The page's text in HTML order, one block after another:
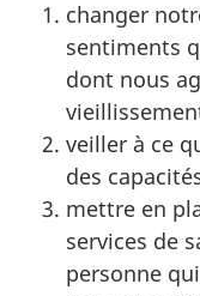
changer
sentiments
dont nous
veiller à ce
des
mettre en
services de
personne